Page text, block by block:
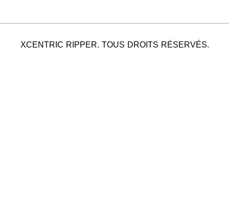
XCENTRIC RIPPER. TOUS DROITS RÉSERVÉS.